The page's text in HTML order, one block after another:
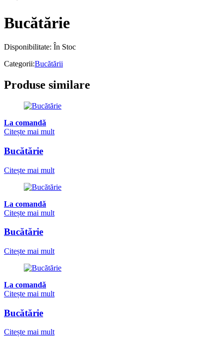
Bucătărie
Disponibilitate: În Stoc
Categorii:Bucătării
Produse similare
La comandă
Citește mai mult
Bucătărie
Citește mai mult
La comandă
Citește mai mult
Bucătărie
Citește mai mult
La comandă
Citește mai mult
Bucătărie
Citește mai mult